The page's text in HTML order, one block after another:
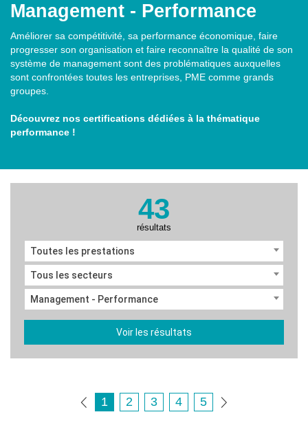
Management - Performance
Améliorer sa compétitivité, sa performance économique, faire
progresser son organisation et faire reconnaître la qualité de son
système de management sont des problématiques auxquelles
sont confrontées toutes les entreprises, PME comme grands
groupes.
Découvrez nos certifications dédiées à la thématique
performance !
43
résultats
Toutes les prestations
Tous les secteurs
Management - Performance
Voir les résultats
1 2 3 4 5